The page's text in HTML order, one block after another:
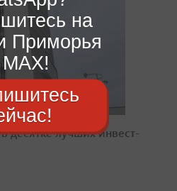
десятке лучших инвест-
на
Приморья